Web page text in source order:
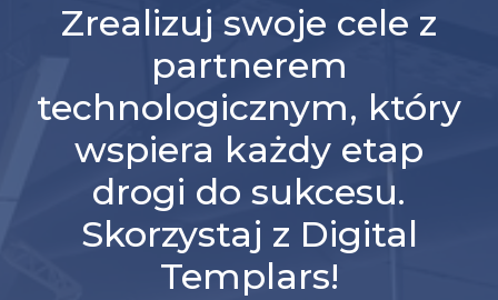
Zrealizuj swoje cele z
partnerem
technologicznym, który
wspiera każdy etap
drogi do sukcesu.
Skorzystaj z Digital
Templars!